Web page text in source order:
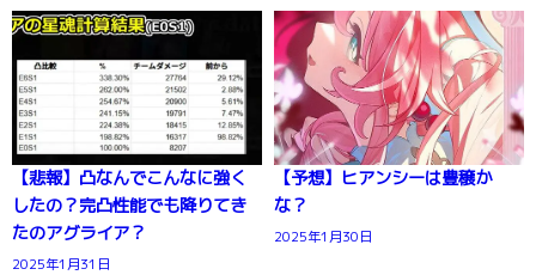
【悲報】凸なんでこんなに強く
したの？完凸性能でも降りてき
たのアグライア？
2025年1月31日
【予想】ヒアンシーは豊穣か
な？
2025年1月30日